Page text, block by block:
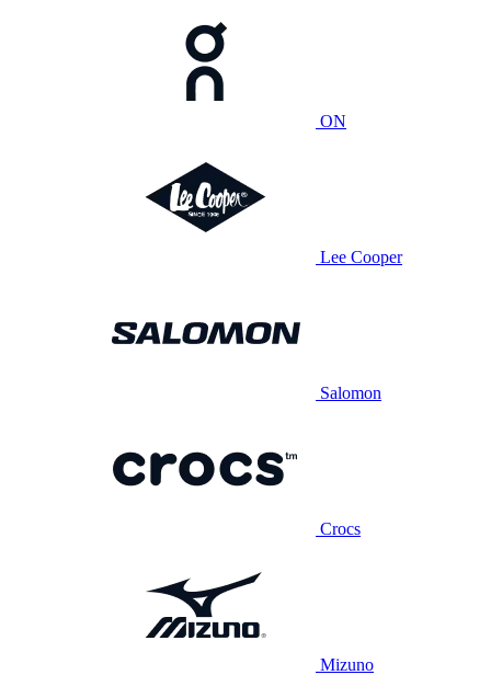
ON
Lee Cooper
Salomon
Crocs
Mizuno